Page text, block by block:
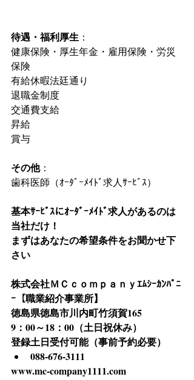
待遇・福利厚生 ：
健康保険・厚生年金・雇用保険・労災
保険
有給休暇法廷通り
退職金制度
交通費支給
昇給
賞与
その他：
歯科医師（ｵｰﾀﾞｰﾒｲﾄﾞ求人ｻｰﾋﾞｽ）
基本ｻｰﾋﾞｽにｵｰﾀﾞｰﾒｲﾄﾞ求人があるのは
当社だけ！
まずはあなたの希望条件をお聞かせ下
さい
株式会社ＭＣｃｏｍｐａｎｙｴﾑｼｰｶﾝﾊﾟﾆ
ｰ【職業紹介事業所】
徳島県徳島市川内町竹須賀165
9：00～18：00（土日祝休み）
登録土日受付可能（事前予約必要）
088-676-3111
www.mc-company1111.com